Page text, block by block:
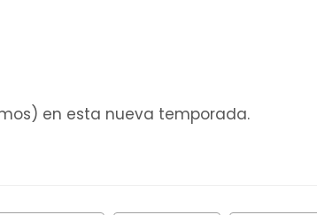
en esta nueva temporada.